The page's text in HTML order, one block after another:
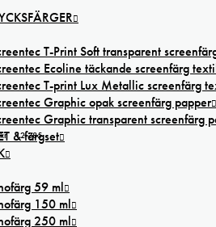
T-Print Soft transparent
Ecoline täckande screenfärg
T-print Lux Metallic screenfärg
Graphic opak screenfärg papper
Graphic transparent screenfärg
& färgset
59 ml
150 ml
250 ml
12 285